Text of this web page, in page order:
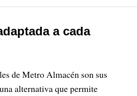
a cada
de Metro Almacén son sus
alternativa que permite